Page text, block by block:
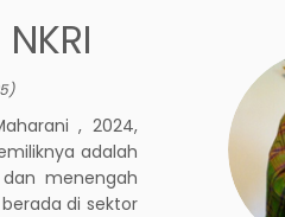
)
, 2024,
adalah
menengah
di sektor